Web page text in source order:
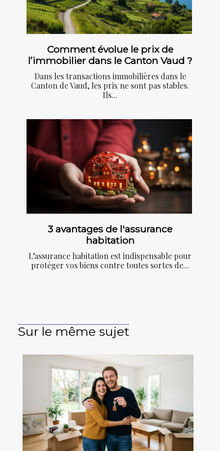
Comment évolue le prix de
l’immobilier dans le Canton Vaud ?
Dans les transactions immobilières dans le
Canton de Vaud, les prix ne sont pas stables.
Ils...
3 avantages de l'assurance
habitation
L’assurance habitation est indispensable pour
protéger vos biens contre toutes sortes de...
Sur le même sujet